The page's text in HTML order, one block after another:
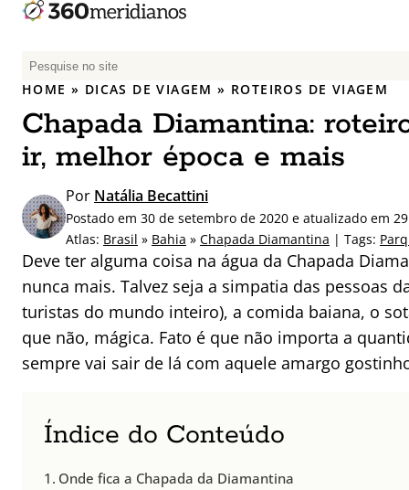
P
e
q
u
i
a
r
p
o
r
:
HOME » DICAS DE VIAGEM » ROTEIROS DE VIAGEM
Chapada Diamantina:
ir, melhor época e mais
Por Natália Becattini
Postado em 30 de setembro de 2020 e atualizado em
Atlas: Brasil » Bahia » Chapada Diamantina | Tags:
Deve ter alguma coisa na água da Chapada
nunca mais. Talvez seja a simpatia das pessoas
turistas do mundo inteiro), a comida baiana, o
que não, mágica. Fato é que não importa a
sempre vai sair de lá com aquele amargo
Índice do Conteúdo
Onde fica a Chapada da Diamantina